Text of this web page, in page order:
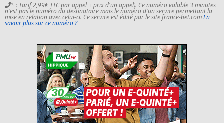
* : Tarif 2,99€ TTC par appel + prix d'un appel). Ce numéro valable 3 minutes
n'est pas le numéro du destinataire mais le numéro d'un service permettant la
mise en relation avec celui-ci. Ce service est édité par le site france-bet.comEn
savoir plus sur ce numéro ?